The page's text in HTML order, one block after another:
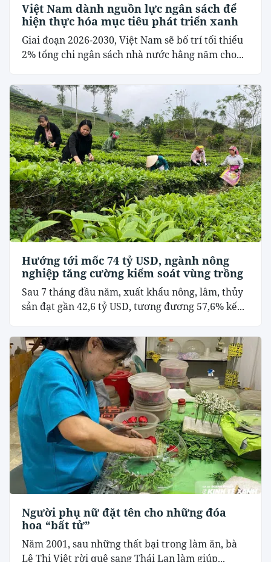
Việt Nam dành nguồn lực ngân sách để
hiện thực hóa mục tiêu phát triển xanh
Giai đoạn 2026-2030, Việt Nam sẽ bố trí tối thiểu
2% tổng chi ngân sách nhà nước hằng năm cho...
Hướng tới mốc 74 tỷ USD, ngành nông
nghiệp tăng cường kiểm soát vùng trồng
Sau 7 tháng đầu năm, xuất khẩu nông, lâm, thủy
sản đạt gần 42,6 tỷ USD, tương đương 57,6% kế...
Người phụ nữ đặt tên cho những đóa
hoa “bất tử”
Năm 2001, sau những thất bại trong làm ăn, bà
Lê Thị Việt rời quê sang Thái Lan làm giúp...